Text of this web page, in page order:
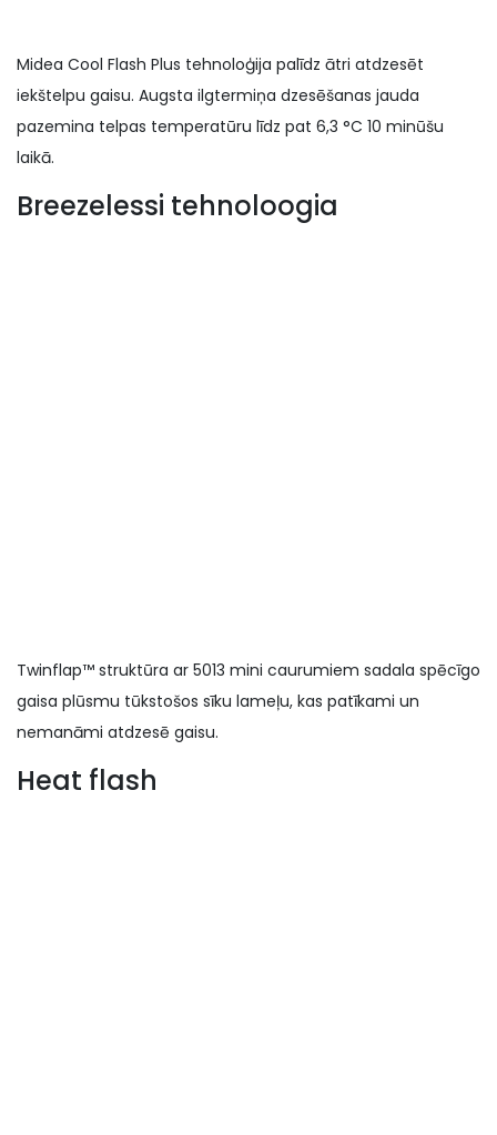
Midea Cool Flash Plus tehnoloģija palīdz ātri atdzesēt
iekštelpu gaisu. Augsta ilgtermiņa dzesēšanas jauda
pazemina telpas temperatūru līdz pat 6,3 °C 10 minūšu
laikā.
Breezelessi tehnoloogia
Twinflap™ struktūra ar 5013 mini caurumiem sadala spēcīgo
gaisa plūsmu tūkstošos sīku lameļu, kas patīkami un
nemanāmi atdzesē gaisu.
Heat flash